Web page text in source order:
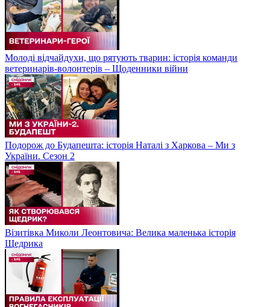
Молоді відчайдухи, що рятують тварин: історія команди
ветеринарів-волонтерів – Щоденники війни
Подорож до Будапешта: історія Наталі з Харкова – Ми з
України. Сезон 2
Візитівка Миколи Леонтовича: Велика маленька історія
Щедрика